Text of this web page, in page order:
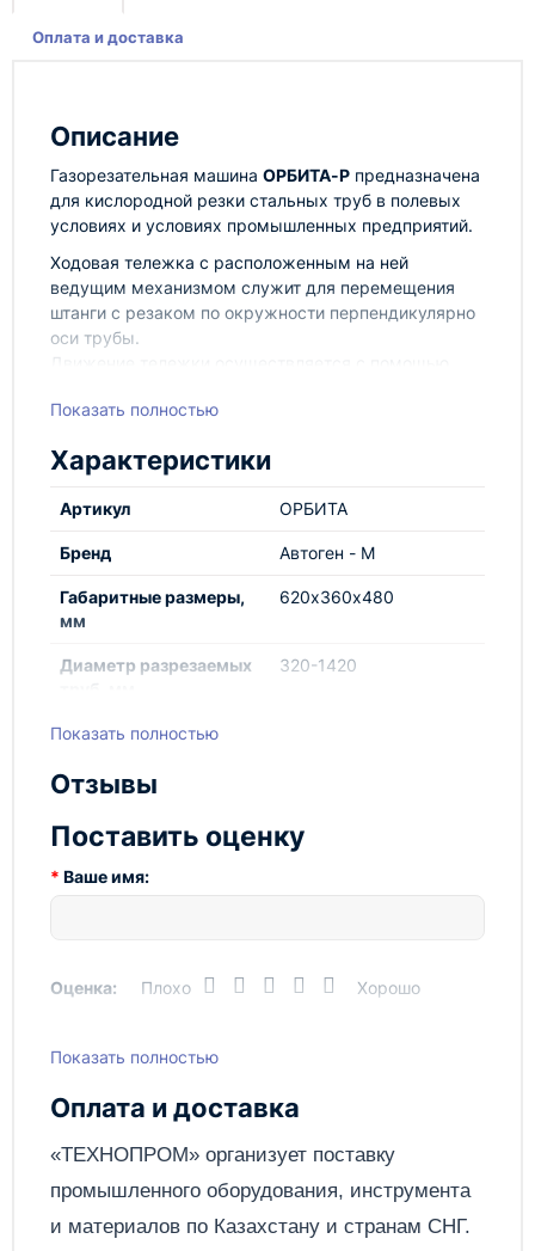
Оплата и доставка
Описание
Газорезательная машина ОРБИТА-Р предназначена
для кислородной резки стальных труб в полевых
условиях и условиях промышленных предприятий.
Ходовая тележка с расположенным на ней
ведущим механизмом служит для перемещения
штанги с резаком по окружности перпендикулярно
оси трубы.
Движение тележки осуществляется с помощью
цепи. Цепь наборная и может набираться до
разрезаемой трубы.
Комплект поставки
Ходовая часть
Штанга с державками
Цепь приводная
Машина Орбита-Р соответствует техническим
Показать полностью
Характеристики
Артикул ОРБИТА
Бренд Автоген - М
Габаритные размеры,
мм
620х360х480
Диаметр разрезаемых
320-1420
Использование
Код товара
Напряжение, В
Одновременно
работающих резаков,
Применение
Рабочий газ
Страна производства Армения
Толщина разрезаемого
металла, мм
75
Вес, кг 34
Показать полностью
Отзывы
Поставить оценку
Ваше имя:
Оценка: Плохо Хорошо
Написать отзыв
Показать полностью
Оплата и доставка
«ТЕХНОПРОМ» организует поставку
промышленного оборудования, инструмента
и материалов по Казахстану и странам СНГ.